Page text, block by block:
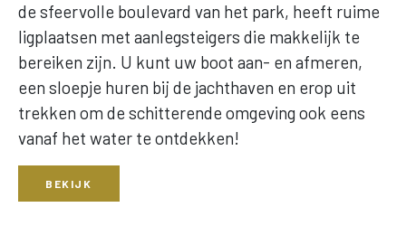
de sfeervolle boulevard van het park, heeft ruime
ligplaatsen met aanlegsteigers die makkelijk te
bereiken zijn. U kunt uw boot aan- en afmeren,
een sloepje huren bij de jachthaven en erop uit
trekken om de schitterende omgeving ook eens
vanaf het water te ontdekken!
BEKIJK